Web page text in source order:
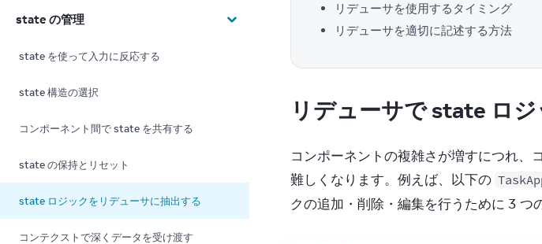
state の管理
state を使って入力に反応する
state 構造の選択
コンポーネント間で state を共有する
state の保持とリセット
state ロジックをリデューサに抽出する
コンテクストで深くデータを受け渡す
リデューサを使用するタイミング
リデューサを適切に記述する方法
リデューサで state ロ
コンポーネントの複雑さが増すにつれ
難しくなります。例えば、以下の
クの追加・削除・編集を行うために 3 つ